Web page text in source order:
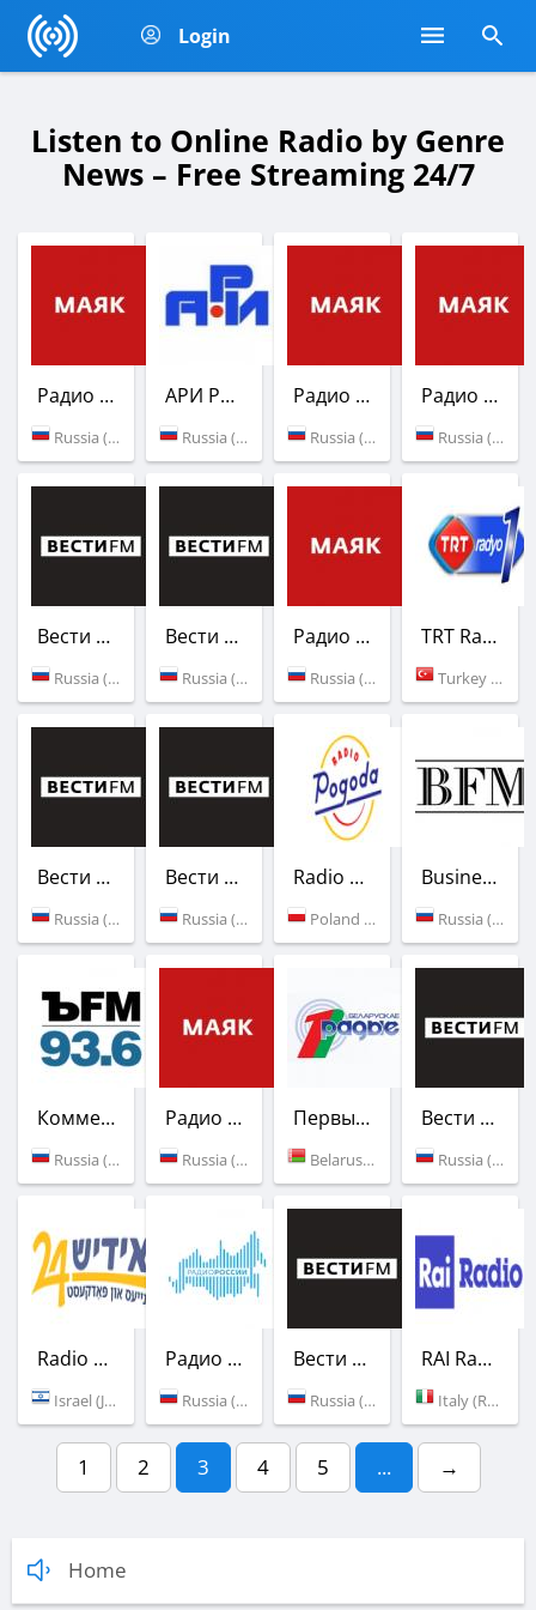
Login
Listen to Online Radio by Genre
News – Free Streaming 24/7
Радио Маяк
Russia (103.0 FM)
АРИ Радио
Russia (Moscow)
Радио Маяк
Russia (103.4 FM)
Радио Маяк
Russia (96.2 FM)
Вести FM
Russia (96.3 FM)
Вести FM
Russia (97.7 FM)
Радио Маяк
Russia (95.3 FM)
TRT Radio 1
Turkey (87.9 FM)
Вести FM
Russia (99.4 FM)
Вести FM
Russia (100.6 FM)
Radio Pogoda
Poland (88.4 FM)
Business FM
Russia (87.5 FM)
Коммерсантъ FM
Russia (93.6 FM)
Радио Маяк
Russia (100.9 FM)
Первый национальный канал Белорусского радио
Belarus (105.9 FM)
Вести FM
Russia (100.7 FM)
Radio Yiddish 24
Israel (Jerusalem)
Радио России
Russia (105.0 FM)
Вести FM
Russia (94.3 FM)
RAI Radio 1
Italy (Rome)
1 2 3 4 5 ... →
Home